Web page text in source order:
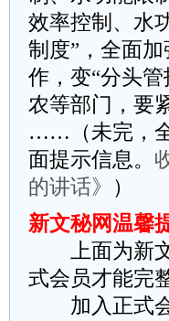
效率控制、水
制度”，全面
作，变“分头
农等部门，要
……（未完，全
面提示信息。
的讲话》
）
新文秘网温馨
上面为新文
式会员才能完
加入正式会